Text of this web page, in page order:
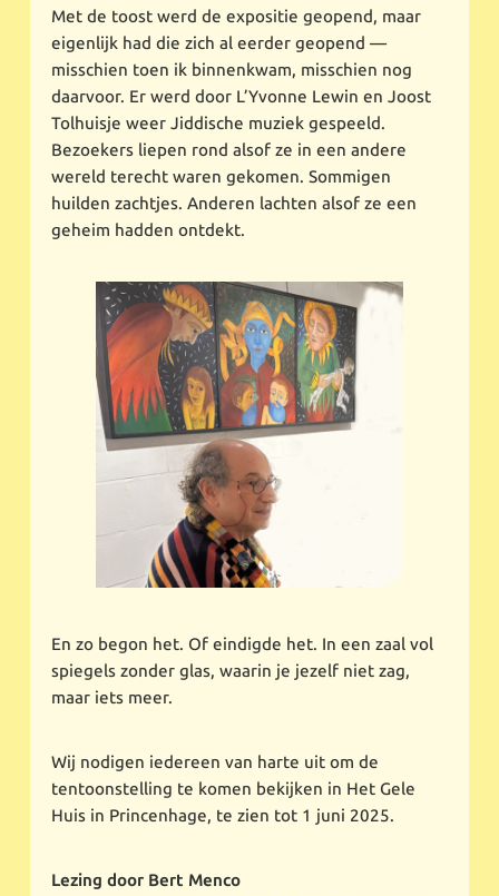
Met de toost werd de expositie geopend, maar
eigenlijk had die zich al eerder geopend —
misschien toen ik binnenkwam, misschien nog
daarvoor. Er werd door L’Yvonne Lewin en Joost
Tolhuisje weer Jiddische muziek gespeeld.
Bezoekers liepen rond alsof ze in een andere
wereld terecht waren gekomen. Sommigen
huilden zachtjes. Anderen lachten alsof ze een
geheim hadden ontdekt.
En zo begon het. Of eindigde het. In een zaal vol
spiegels zonder glas, waarin je jezelf niet zag,
maar iets meer.
Wij nodigen iedereen van harte uit om de
tentoonstelling te komen bekijken in Het Gele
Huis in Princenhage, te zien tot 1 juni 2025.
Lezing door Bert Menco